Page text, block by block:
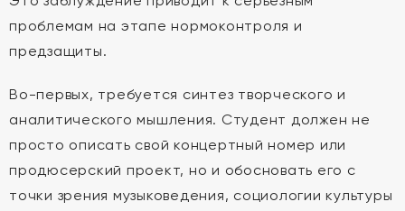
проблемам на этапе нормоконтроля и
предзащиты.
Во-первых, требуется синтез творческого и
аналитического мышления. Студент должен не
просто описать свой концертный номер или
продюсерский проект, но и обосновать его с
точки зрения музыковедения, социологии культуры